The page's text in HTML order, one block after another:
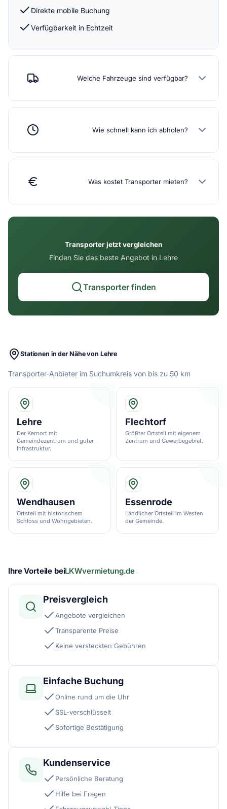
Direkte mobile Buchung
Verfügbarkeit in Echtzeit
Welche Fahrzeuge sind verfügbar?
Wie schnell kann ich abholen?
Was kostet Transporter mieten?
Transporter jetzt vergleichen
Finden Sie das beste Angebot in Lehre
Transporter finden
Stationen in der Nähe von Lehre
Transporter-Anbieter im Suchumkreis von bis zu 50 km
Lehre
Der Kernort mit
Gemeindezentrum und guter
Infrastruktur.
Flechtorf
Größter Ortsteil mit eigenem
Zentrum und Gewerbegebiet.
Wendhausen
Ortsteil mit historischem
Schloss und Wohngebieten.
Essenrode
Ländlicher Ortsteil im Westen
der Gemeinde.
Ihre Vorteile beiLKWvermietung.de
Preisvergleich
Angebote vergleichen
Transparente Preise
Keine versteckten Gebühren
Einfache Buchung
Online rund um die Uhr
SSL-verschlüsselt
Sofortige Bestätigung
Kundenservice
Persönliche Beratung
Hilfe bei Fragen